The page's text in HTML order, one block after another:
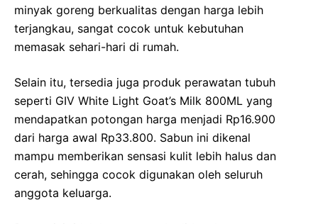
minyak goreng berkualitas dengan harga lebih
terjangkau, sangat cocok untuk kebutuhan
memasak sehari-hari di rumah.
Selain itu, tersedia juga produk perawatan tubuh
seperti GIV White Light Goat’s Milk 800ML yang
mendapatkan potongan harga menjadi Rp16.900
dari harga awal Rp33.800. Sabun ini dikenal
mampu memberikan sensasi kulit lebih halus dan
cerah, sehingga cocok digunakan oleh seluruh
anggota keluarga.